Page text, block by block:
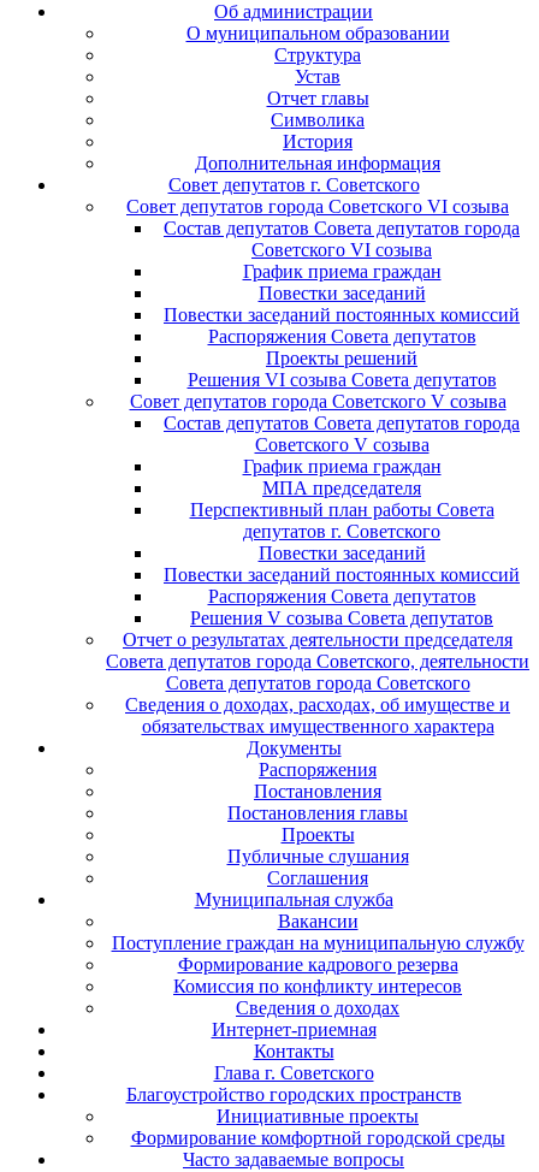
Об администрации
О муниципальном образовании
Структура
Устав
Отчет главы
Символика
История
Дополнительная информация
Совет депутатов г. Советского
Совет депутатов города Советского VI созыва
Состав депутатов Совета депутатов города
Советского VI созыва
График приема граждан
Повестки заседаний
Повестки заседаний постоянных комиссий
Распоряжения Совета депутатов
Проекты решений
Решения VI созыва Совета депутатов
Совет депутатов города Советского V созыва
Состав депутатов Совета депутатов города
Советского V созыва
График приема граждан
МПА председателя
Перспективный план работы Совета
депутатов г. Советского
Повестки заседаний
Повестки заседаний постоянных комиссий
Распоряжения Совета депутатов
Решения V созыва Совета депутатов
Отчет о результатах деятельности председателя
Совета депутатов города Советского, деятельности
Совета депутатов города Советского
Сведения о доходах, расходах, об имуществе и
обязательствах имущественного характера
Документы
Распоряжения
Постановления
Постановления главы
Проекты
Публичные слушания
Соглашения
Муниципальная служба
Вакансии
Поступление граждан на муниципальную службу
Формирование кадрового резерва
Комиссия по конфликту интересов
Сведения о доходах
Интернет-приемная
Контакты
Глава г. Советского
Благоустройство городских пространств
Инициативные проекты
Формирование комфортной городской среды
Часто задаваемые вопросы